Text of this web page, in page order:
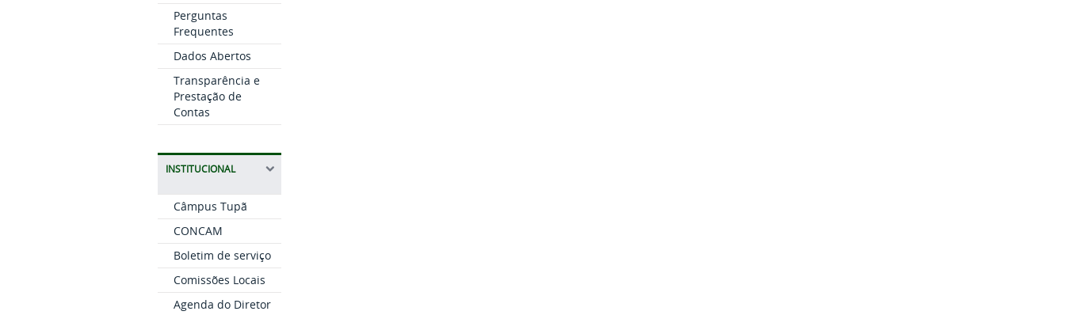
Perguntas
Frequentes
Dados Abertos
Transparência e
Prestação de
Contas
INSTITUCIONAL
Câmpus Tupã
CONCAM
Boletim de serviço
Comissões Locais
Agenda do Diretor